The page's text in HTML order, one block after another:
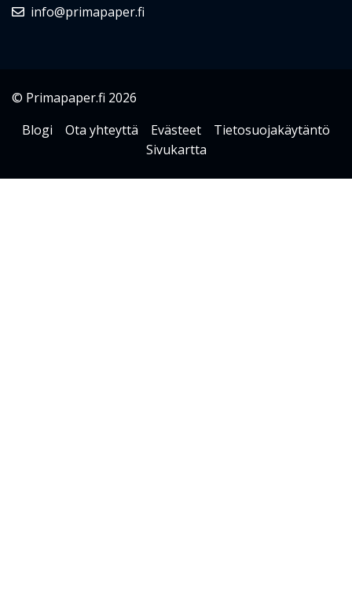
info@primapaper.fi
© Primapaper.fi 2026
Blogi
Ota yhteyttä Evästeet
Tietosuojakäytäntö
Sivukartta